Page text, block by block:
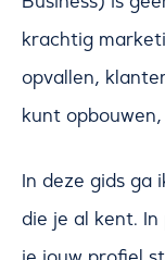
krachtig
opvallen,
kunt
In deze gids ga
die je al kent.